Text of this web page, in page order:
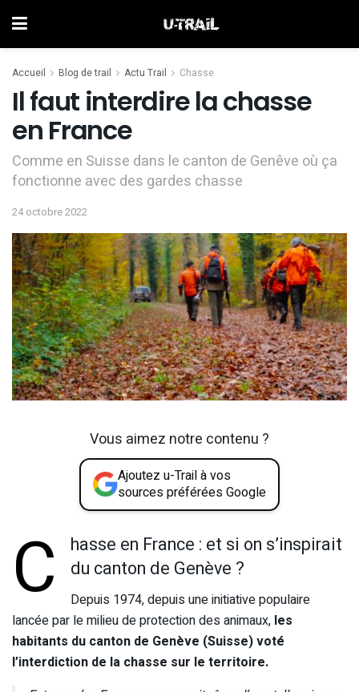
Accueil Blog de trail Actu Trail Chasse
Il faut interdire la chasse
en France
Comme en Suisse dans le canton de Genêve où ça
fonctionne avec des gardes chasse
24 octobre 2022
Vous aimez notre contenu ?
Ajoutez u-Trail à vos
sources préférées Google
C
hasse en France : et si on s’inspirait
du canton de Genève ?
Depuis 1974, depuis une initiative populaire
lancée par le milieu de protection des animaux, les
habitants du canton de Genève (Suisse) voté
l’interdiction de la chasse sur le territoire.